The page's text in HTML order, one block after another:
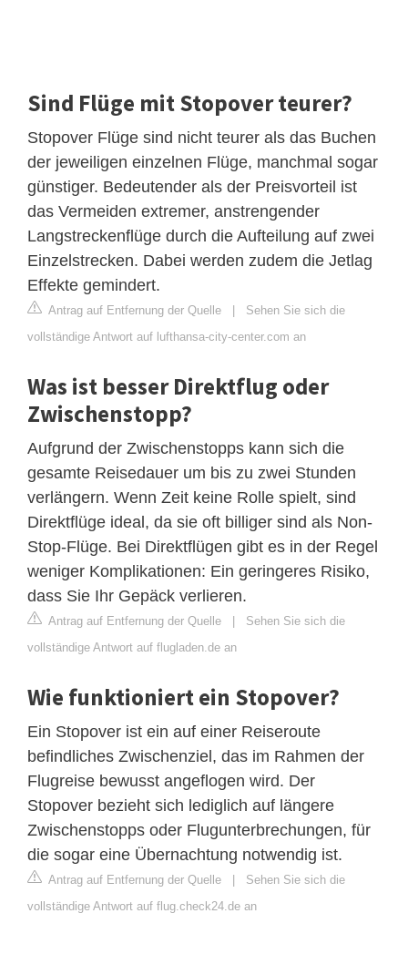
Sind Flüge mit Stopover teurer?
Stopover Flüge sind nicht teurer als das Buchen
der jeweiligen einzelnen Flüge, manchmal sogar
günstiger. Bedeutender als der Preisvorteil ist
das Vermeiden extremer, anstrengender
Langstreckenflüge durch die Aufteilung auf zwei
Einzelstrecken. Dabei werden zudem die Jetlag
Effekte gemindert.
Antrag auf Entfernung der Quelle | Sehen Sie sich die
vollständige Antwort auf lufthansa-city-center.com an
Was ist besser Direktflug oder
Zwischenstopp?
Aufgrund der Zwischenstopps kann sich die
gesamte Reisedauer um bis zu zwei Stunden
verlängern. Wenn Zeit keine Rolle spielt, sind
Direktflüge ideal, da sie oft billiger sind als Non-
Stop-Flüge. Bei Direktflügen gibt es in der Regel
weniger Komplikationen: Ein geringeres Risiko,
dass Sie Ihr Gepäck verlieren.
Antrag auf Entfernung der Quelle | Sehen Sie sich die
vollständige Antwort auf flugladen.de an
Wie funktioniert ein Stopover?
Ein Stopover ist ein auf einer Reiseroute
befindliches Zwischenziel, das im Rahmen der
Flugreise bewusst angeflogen wird. Der
Stopover bezieht sich lediglich auf längere
Zwischenstopps oder Flugunterbrechungen, für
die sogar eine Übernachtung notwendig ist.
Antrag auf Entfernung der Quelle | Sehen Sie sich die
vollständige Antwort auf flug.check24.de an